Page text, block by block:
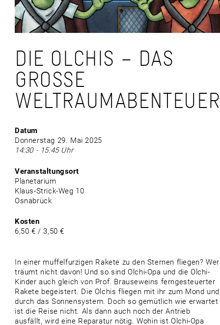
DIE OLCHIS – DAS
GROSSE W
ELTRAUMABENTEUER
Datum
Donnerstag 29. Mai 2025
14:30 - 15:45 Uhr
Veranstaltungsort
Planetarium
Klaus-Strick-Weg 10
Osnabrück
Kosten
6,50 € / 3,50 €
In einer muffelfurzigen Rakete zu den Sternen fliegen? Wer
träumt nicht davon! Und so sind Olchi-Opa und die Olchi-
Kinder auch gleich von Prof. Brauseweins ferngesteuerter
Rakete begeistert. Die Olchis fliegen mit ihr zum Mond und
durch das Sonnensystem. Doch so gemütlich wie erwartet
ist die Reise nicht. Als dann auch noch der Antrieb
ausfällt, wird eine Reparatur nötig. Wohin ist Olchi-Opa